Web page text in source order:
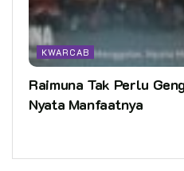
KWARCAB
Raimuna Tak Perlu
Nyata Manfaatnya